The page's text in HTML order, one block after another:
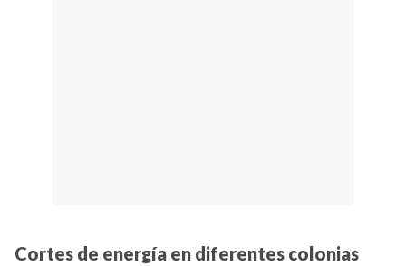
Cortes de energía en diferentes colonias